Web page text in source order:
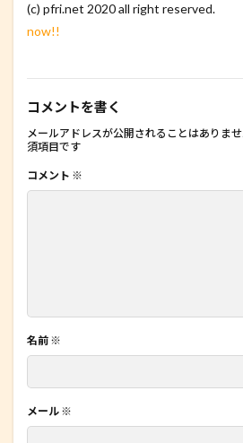
(c) pfri.net 2020 all right reserved.
now!!
コメントを書く
メールアドレスが公開されることはありませ
須項目です
コメント ※
名前 ※
メール ※